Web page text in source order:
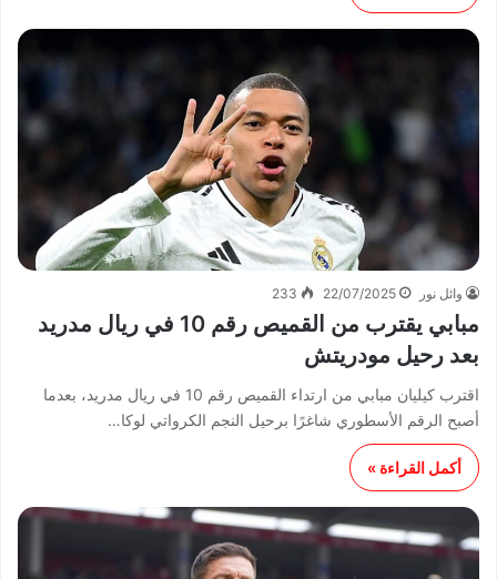
وائل نور 22/07/2025
233
مبابي يقترب من القميص رقم 10 في ريال مدريد
بعد رحيل مودريتش
اقترب كيليان مبابي من ارتداء القميص رقم 10 في ريال مدريد، بعدما
أصبح الرقم الأسطوري شاغرًا برحيل النجم الكرواتي لوكا…
أكمل القراءة »